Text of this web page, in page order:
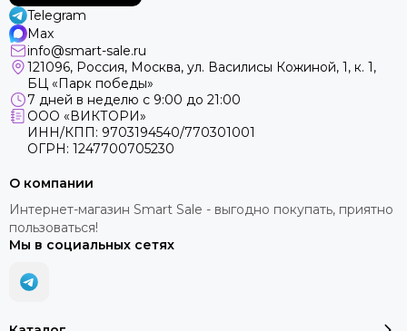
Telegram
Max
info@smart-sale.ru
121096, Россия, Москва, ул. Василисы Кожиной, 1, к. 1,
БЦ «Парк победы»
7 дней в неделю с 9:00 до 21:00
ООО «ВИКТОРИ»
ИНН/КПП: 9703194540/770301001
ОГРН: 1247700705230
О компании
Интернет-магазин Smart Sale - выгодно покупать, приятно
пользоваться!
Мы в социальных сетях